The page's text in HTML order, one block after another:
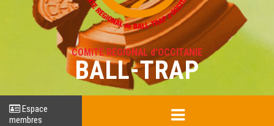
COMITÉ RÉGIONAL d'OCCITANIE
BALL-TRAP
Espace
membres